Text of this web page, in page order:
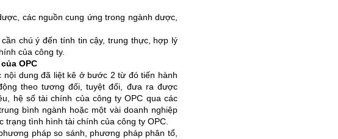
các nguồn cung ứng trong ngành dược,
chú ý đến tính tin cậy, trung thực, hợp lý
của công ty.
OPC
dung đã liệt kê ở bước 2 từ đó tiến hành
theo tương đối, tuyệt đối, đưa ra được
hệ số tài chính của công ty OPC qua các
bình ngành hoặc một vài doanh nghiệp
tình hình tài chính của công ty OPC.
pháp so sánh, phương pháp phân tổ,